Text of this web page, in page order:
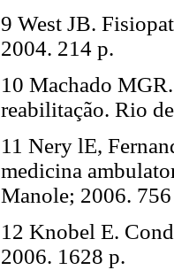
9 West JB.
2004. 214 p.
10 Machado
reabilitação. Rio
11 Nery lE,
medicina
Manole; 2006.
12 Knobel E.
2006. 1628 p.